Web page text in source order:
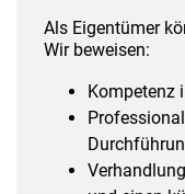
Als Eigentümer
Wir beweisen:
Kompetenz